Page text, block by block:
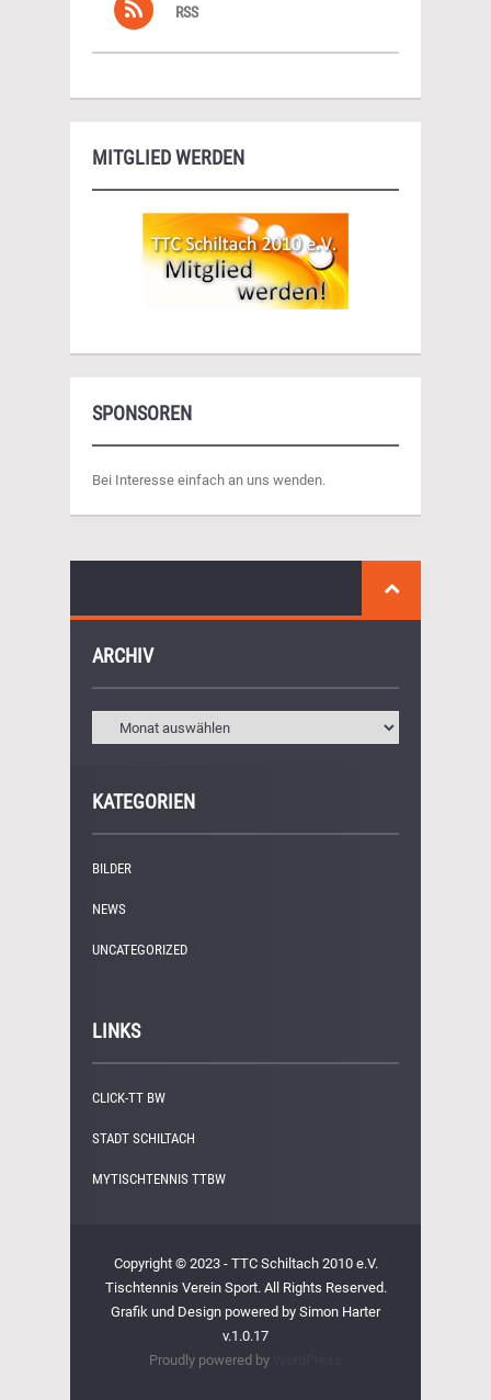
RSS
MITGLIED WERDEN
SPONSOREN
Bei Interesse einfach an uns wenden.
ARCHIV
KATEGORIEN
BILDER
NEWS
UNCATEGORIZED
LINKS
CLICK-TT BW
STADT SCHILTACH
MYTISCHTENNIS TTBW
Copyright © 2023 - TTC Schiltach 2010 e.V.
Tischtennis Verein Sport. All Rights Reserved.
Grafik und Design powered by Simon Harter
v.1.0.17
Proudly powered by